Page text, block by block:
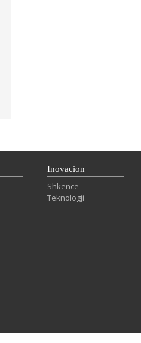
Inovacion
Shkencë
Teknologji